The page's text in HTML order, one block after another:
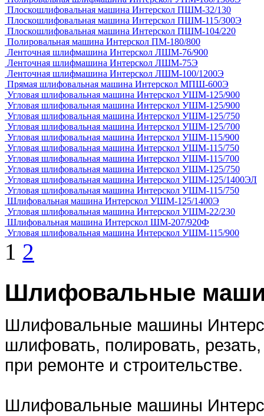
Плоскошлифовальная машина Интерскол ПШМ-32/130
Плоскошлифовальная машина Интерскол ПШМ-115/300Э
Плоскошлифовальная машина Интерскол ПШМ-104/220
Полировальная машина Интерскол ПМ-180/800
Ленточная шлифмашина Интерскол ЛШМ-76/900
Ленточная шлифмашина Интерскол ЛШМ-75Э
Ленточная шлифмашина Интерскол ЛШМ-100/1200Э
Прямая шлифовальная машина Интерскол МПШ-600Э
Угловая шлифовальная машина Интерскол УШМ-125/900
Угловая шлифовальная машина Интерскол УШМ-125/900
Угловая шлифовальная машина Интерскол УШМ-125/750
Угловая шлифовальная машина Интерскол УШМ-125/700
Угловая шлифовальная машина Интерскол УШМ-115/900
Угловая шлифовальная машина Интерскол УШМ-115/750
Угловая шлифовальная машина Интерскол УШМ-115/700
Угловая шлифовальная машина Интерскол УШМ-125/750
Угловая шлифовальная машина Интерскол УШМ-125/1400ЭЛ
Угловая шлифовальная машина Интерскол УШМ-115/750
Шлифовальная машина Интерскол УШМ-125/1400Э
Угловая шлифовальная машина Интерскол УШМ-22/230
Шлифовальная машина Интерскол ШМ-207/920Ф
Угловая шлифовальная машина Интерскол УШМ-115/900
1 2
Шлифовальные
Шлифовальные машины
шлифовать, полировать,
при ремонте и строительстве.
Шлифовальные машины